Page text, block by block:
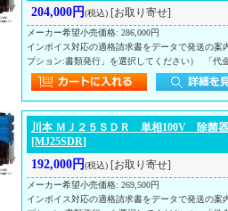
204,000円(税込) [お取り寄せ]
メーカー希望小売価格: 286,000円
インボイス対応の適格請求書をデータで発送の
プション:書類発行」を選択してください） 「代
川本 ＭＪ２５ＳＤＲ 単相100V 除菌
[MJ25SDR]
192,000円(税込) [お取り寄せ]
メーカー希望小売価格: 269,500円
インボイス対応の適格請求書をデータで発送の